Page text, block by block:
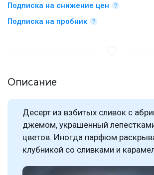
Подписка на снижение цен
Подписка на пробник
Описание
Десерт из взбитых сливок с
джемом, украшенный
цветов. Иногда парфюм
клубникой со сливками и